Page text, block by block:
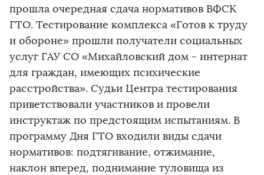
прошла очередная сдача нормативов ВФСК
ГТО. Тестирование комплекса «Готов к труду
и обороне» прошли получатели социальных
услуг ГАУ СО «Михайловский дом - интернат
для граждан, имеющих психические
расстройства». Судьи Центра тестирования
приветствовали участников и провели
инструктаж по предстоящим испытаниям. В
программу Дня ГТО входили виды сдачи
нормативов: подтягивание, отжимание,
наклон вперед, поднимание туловища из